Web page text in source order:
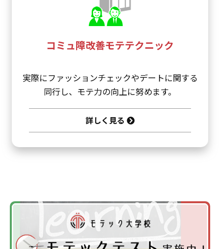
コミュ障改善モテテクニック
実際にファッションチェックやデートに関する
同行し、モテ力の向上に努めます。
詳しく見る